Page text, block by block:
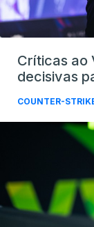
Críticas ao
decisivas
COUNTER-